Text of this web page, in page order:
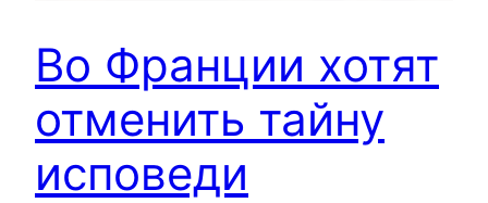
Во Франции хотят
отменить тайну
исповеди